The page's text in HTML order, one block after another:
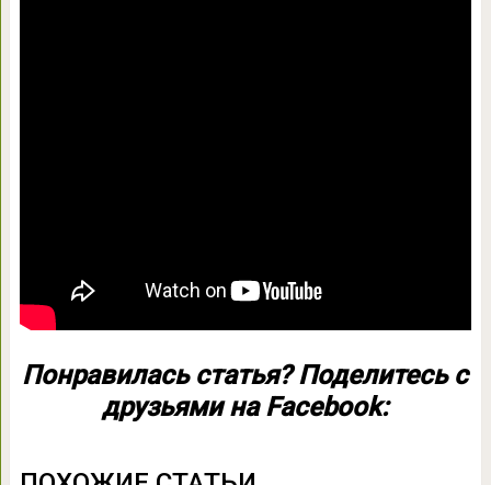
Понравилась статья? Поделитесь с
друзьями на Facebook: